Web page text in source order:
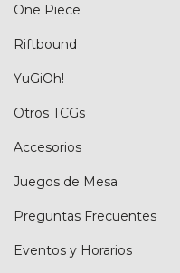
One Piece
Riftbound
YuGiOh!
Otros TCGs
Accesorios
Juegos de Mesa
Preguntas Frecuentes
Eventos y Horarios